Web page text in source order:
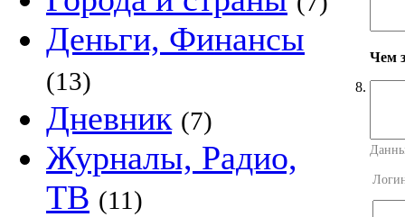
Деньги, Финансы
(13)
Дневник (7)
Журналы, Радио,
ТВ (11)
8.
Чем